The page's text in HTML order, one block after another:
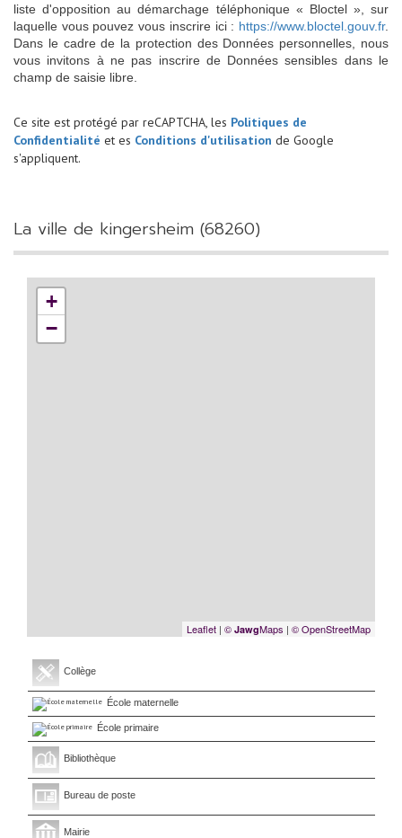
liste d'opposition au démarchage téléphonique « Bloctel », sur
laquelle vous pouvez vous inscrire ici : https://www.bloctel.gouv.fr.
Dans le cadre de la protection des Données personnelles, nous
vous invitons à ne pas inscrire de Données sensibles dans le
champ de saisie libre.
Ce site est protégé par reCAPTCHA, les Politiques de
Confidentialité et es Conditions d'utilisation de Google
s'appliquent.
la ville de kingersheim (68260)
+
−
Leaflet | © JawgMaps | © OpenStreetMap
Collège
École maternelle
École primaire
Bibliothèque
Bureau de poste
Mairie